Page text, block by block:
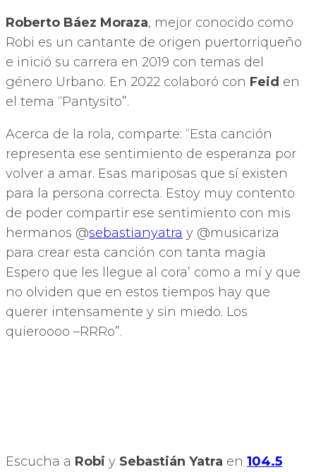
Roberto Báez Moraza, mejor conocido como
Robi es un cantante de origen puertorriqueño
e inició su carrera en 2019 con temas del
género Urbano. En 2022 colaboró con Feid en
el tema “Pantysito”.
Acerca de la rola, comparte: “Esta canción
representa ese sentimiento de esperanza por
volver a amar. Esas mariposas que sí existen
para la persona correcta. Estoy muy contento
de poder compartir ese sentimiento con mis
hermanos @sebastianyatra y @musicariza
para crear esta canción con tanta magia
Espero que les llegue al cora’ como a mí y que
no olviden que en estos tiempos hay que
querer intensamente y sin miedo. Los
quieroooo –RRRo”.
Escucha a Robi y Sebastián Yatra en 104.5